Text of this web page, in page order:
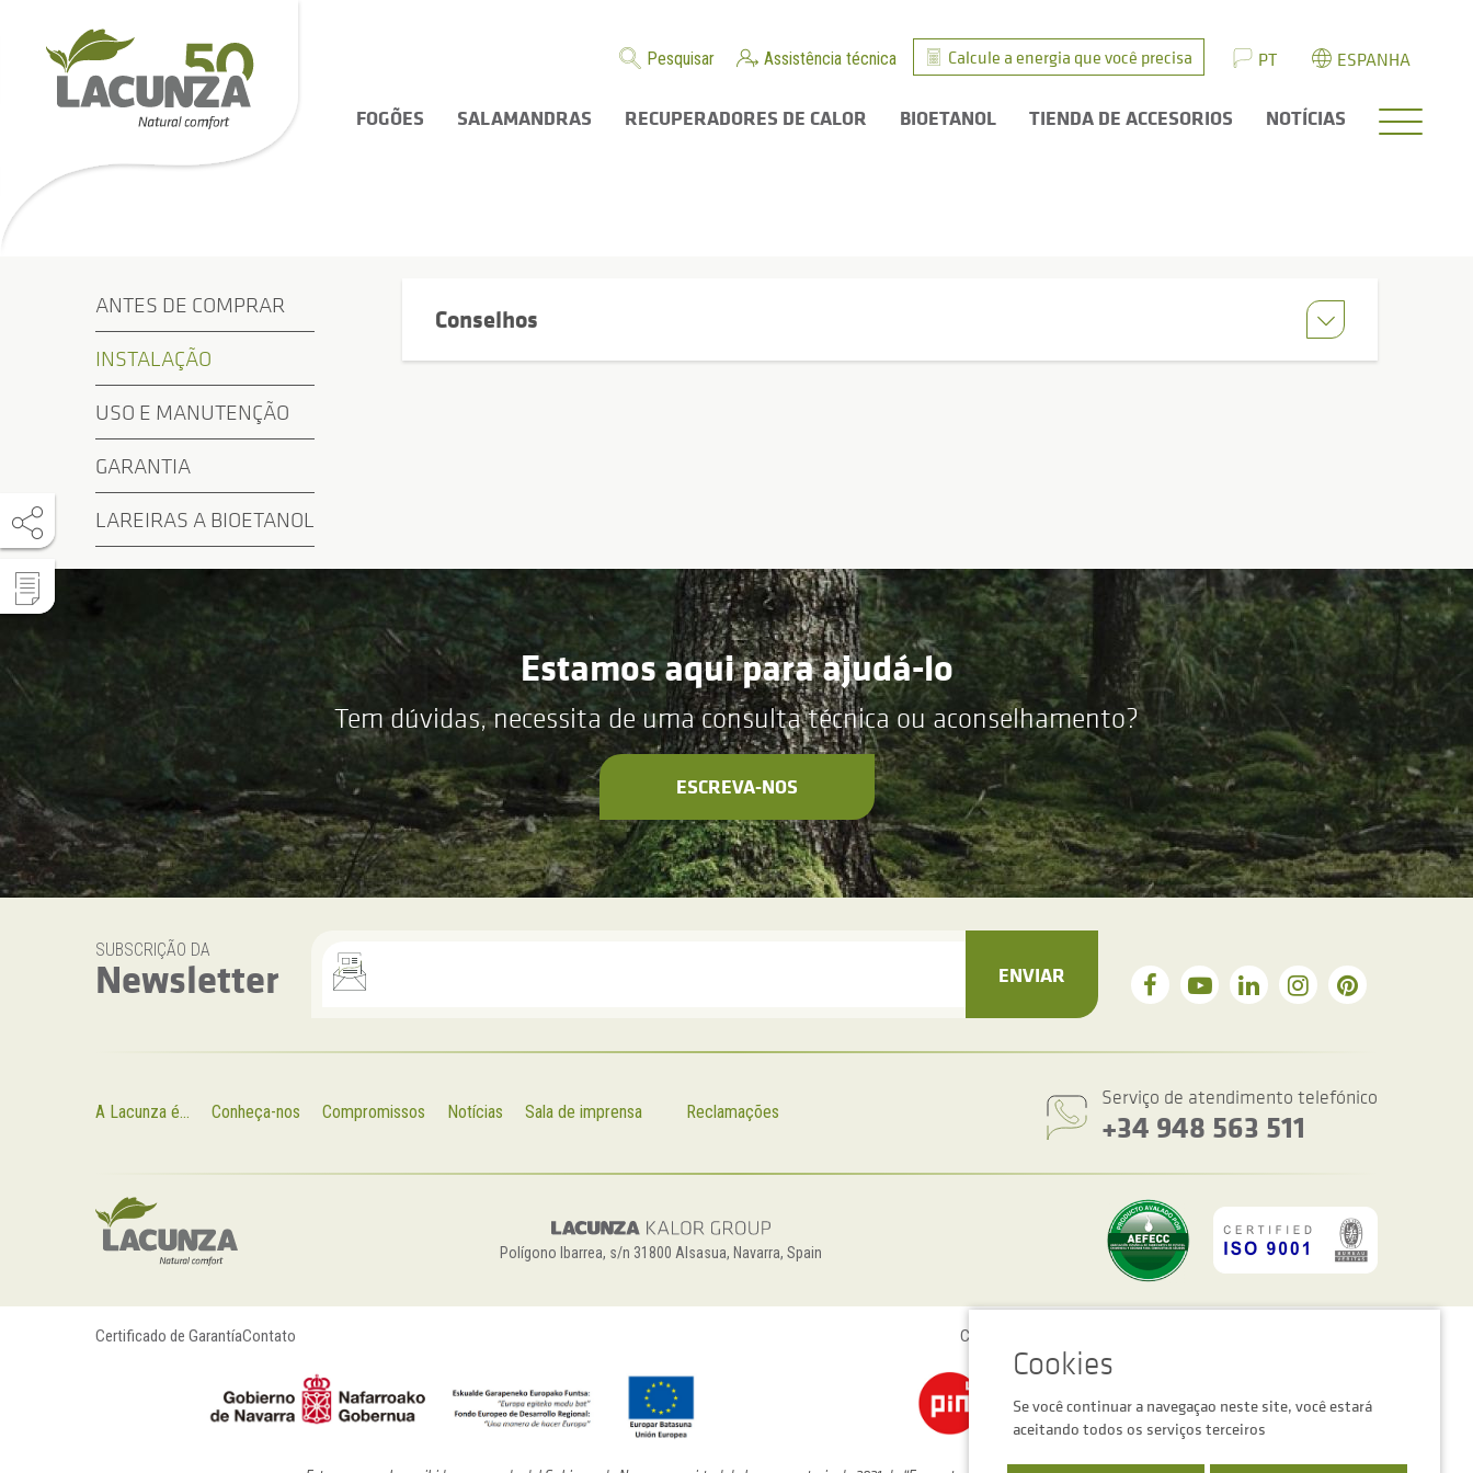
Pesquisar Assistência técnica Calcule a energia que você precisa PT ESPANHA
FOGÕES SALAMANDRAS RECUPERADORES DE CALOR BIOETANOL TIENDA DE ACCESORIOS NOTÍCIAS
ANTES DE COMPRAR
INSTALAÇÃO
USO E MANUTENÇÃO
GARANTIA
LAREIRAS A BIOETANOL
Conselhos
Estamos aqui para ajudá-lo
Tem dúvidas, necessita de uma consulta técnica ou aconselhamento?
ESCREVA-NOS
SUBSCRIÇÃO DA
Newsletter ENVIAR
A Lacunza é... Conheça-nos Compromissos Notícias Sala de imprensa Reclamações
Serviço de atendimento telefónico
+34 948 563 511
Polígono Ibarrea, s/n 31800 Alsasua, Navarra, Spain
Certificado de GarantíaContato Configurações de cookies
Se você continuar a navegaçao neste site, você estará
aceitando todos os serviços terceiros